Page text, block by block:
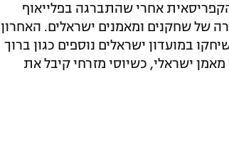
אחרי שהתברגה בפלייאוף
של שחקנים ומאמנים ישראלים. האחרון
ששיחק בקבוצה עד 2023, ובעבר שיחקו במועדון ישראלים נוספים כגון ברוך
אסולין. ב-2007 היה לאפולון מאמן ישראלי, כשיוסי מזרחי קיבל את